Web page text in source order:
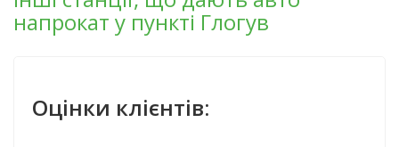
напрокат у пункті Глогув
Оцінки клієнтів: